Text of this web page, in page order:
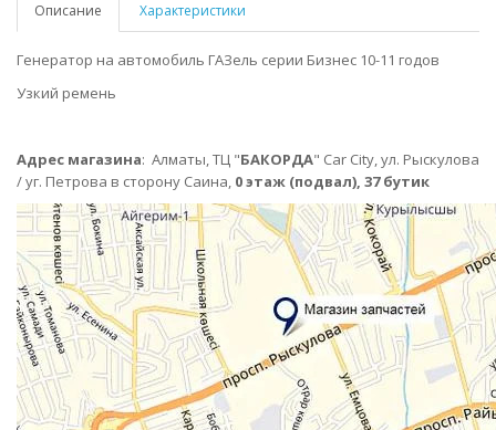
Описание Характеристики
Генератор на автомобиль ГАЗель серии Бизнес 10-11 годов
Узкий ремень
Адрес магазина: Алматы,ТЦ "БАКОРДА" Car City, ул. Рыскулова
/ уг. Петрова в сторону Саина, 0 этаж (подвал), 37 бутик